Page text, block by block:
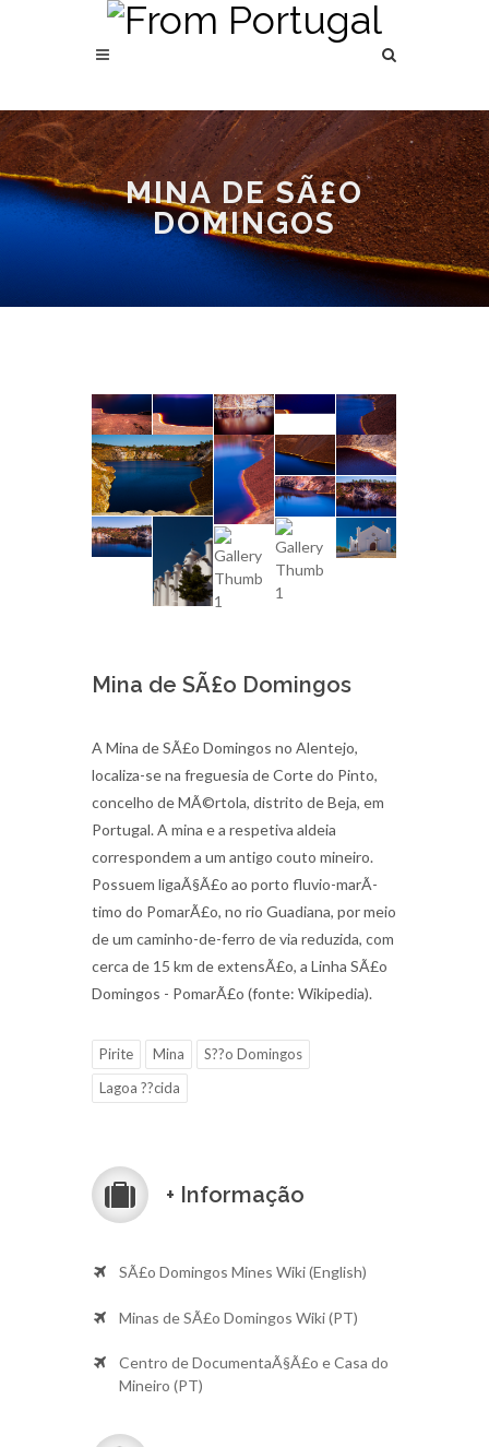
MINA DE SÃ£O
DOMINGOS
Mina de SÃ£o Domingos
A Mina de SÃ£o Domingos no Alentejo,
localiza-se na freguesia de Corte do Pinto,
concelho de MÃ©rtola, distrito de Beja, em
Portugal. A mina e a respetiva aldeia
correspondem a um antigo couto mineiro.
Possuem ligaÃ§Ã£o ao porto fluvio-marÃ­
timo do PomarÃ£o, no rio Guadiana, por meio
de um caminho-de-ferro de via reduzida, com
cerca de 15 km de extensÃ£o, a Linha SÃ£o
Domingos - PomarÃ£o (fonte: Wikipedia).
Pirite Mina
S??o Domingos
Lagoa ??cida
+ Informação
SÃ£o Domingos Mines Wiki (English)
Minas de SÃ£o Domingos Wiki (PT)
Centro de DocumentaÃ§Ã£o e Casa do
Mineiro (PT)